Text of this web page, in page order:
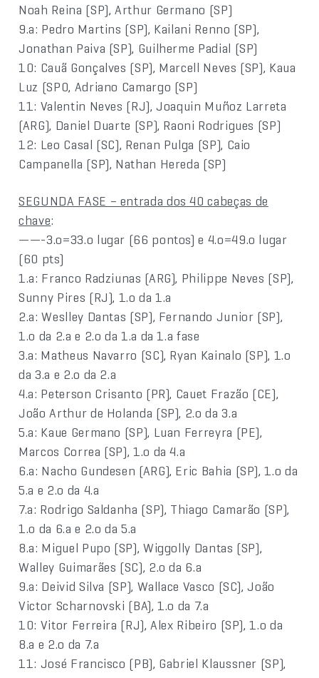
Noah Reina (SP), Arthur Germano (SP)
9.a: Pedro Martins (SP), Kailani Renno (SP),
Jonathan Paiva (SP), Guilherme Padial (SP)
10: Cauã Gonçalves (SP), Marcell Neves (SP), Kaua
Luz (SP0, Adriano Camargo (SP)
11: Valentin Neves (RJ), Joaquin Muñoz Larreta
(ARG), Daniel Duarte (SP), Raoni Rodrigues (SP)
12: Leo Casal (SC), Renan Pulga (SP), Caio
Campanella (SP), Nathan Hereda (SP)
SEGUNDA FASE – entrada dos 40 cabeças de
chave:
——-3.o=33.o lugar (66 pontos) e 4.o=49.o lugar
(60 pts)
1.a: Franco Radziunas (ARG), Philippe Neves (SP),
Sunny Pires (RJ), 1.o da 1.a
2.a: Weslley Dantas (SP), Fernando Junior (SP),
1.o da 2.a e 2.o da 1.a da 1.a fase
3.a: Matheus Navarro (SC), Ryan Kainalo (SP), 1.o
da 3.a e 2.o da 2.a
4.a: Peterson Crisanto (PR), Cauet Frazão (CE),
João Arthur de Holanda (SP), 2.o da 3.a
5.a: Kaue Germano (SP), Luan Ferreyra (PE),
Marcos Correa (SP), 1.o da 4.a
6.a: Nacho Gundesen (ARG), Eric Bahia (SP), 1.o da
5.a e 2.o da 4.a
7.a: Rodrigo Saldanha (SP), Thiago Camarão (SP),
1.o da 6.a e 2.o da 5.a
8.a: Miguel Pupo (SP), Wiggolly Dantas (SP),
Walley Guimarães (SC), 2.o da 6.a
9.a: Deivid Silva (SP), Wallace Vasco (SC), João
Victor Scharnovski (BA), 1.o da 7.a
10: Vitor Ferreira (RJ), Alex Ribeiro (SP), 1.o da
8.a e 2.o da 7.a
11: José Francisco (PB), Gabriel Klaussner (SP),